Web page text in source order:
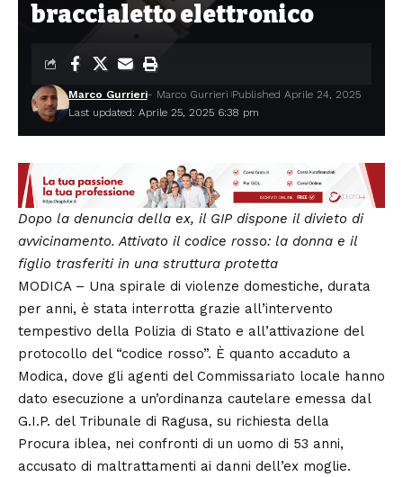
braccialetto elettronico
Last updated: Aprile 25, 2025 6:38 pm
Marco Gurrieri- Marco Gurrieri Published Aprile 24, 2025
Dopo la denuncia della ex, il GIP dispone il divieto di
avvicinamento. Attivato il codice rosso: la donna e il
figlio trasferiti in una struttura protetta
MODICA – Una spirale di violenze domestiche, durata
per anni, è stata interrotta grazie all’intervento
tempestivo della Polizia di Stato e all’attivazione del
protocollo del “codice rosso”. È quanto accaduto a
Modica, dove gli agenti del Commissariato locale hanno
dato esecuzione a un’ordinanza cautelare emessa dal
G.I.P. del Tribunale di Ragusa, su richiesta della
Procura iblea, nei confronti di un uomo di 53 anni,
accusato di maltrattamenti ai danni dell’ex moglie.